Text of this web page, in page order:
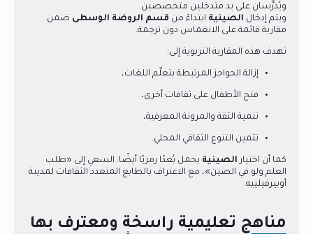
ويُدرَّسان على يد متدخلين متخصصين.
ويتم إدخال الصينية ابتداءً من قسم الروضة الوسطى ضمن
مقاربة قائمة على الانغماس دون ترجمة.
تهدف هذه المقاربة التربوية إلى:
إزالة الحواجز المرتبطة بتعلّم اللغات،
فتح الأطفال على ثقافات أخرى،
تنمية الثقة والمرونة المعرفية،
تثمين التنوع الثقافي المحلي.
كما أن اختيار الصينية يحمل بُعدًا رمزيًا أيضًا: السعي إلى «طلب
العلم ولو في الصين»، مع الاعتراف بالطابع المتعدد الثقافات لمدينة
أوبيرفيلييه.
مناهج تعليمية راسخة ومعترف بها